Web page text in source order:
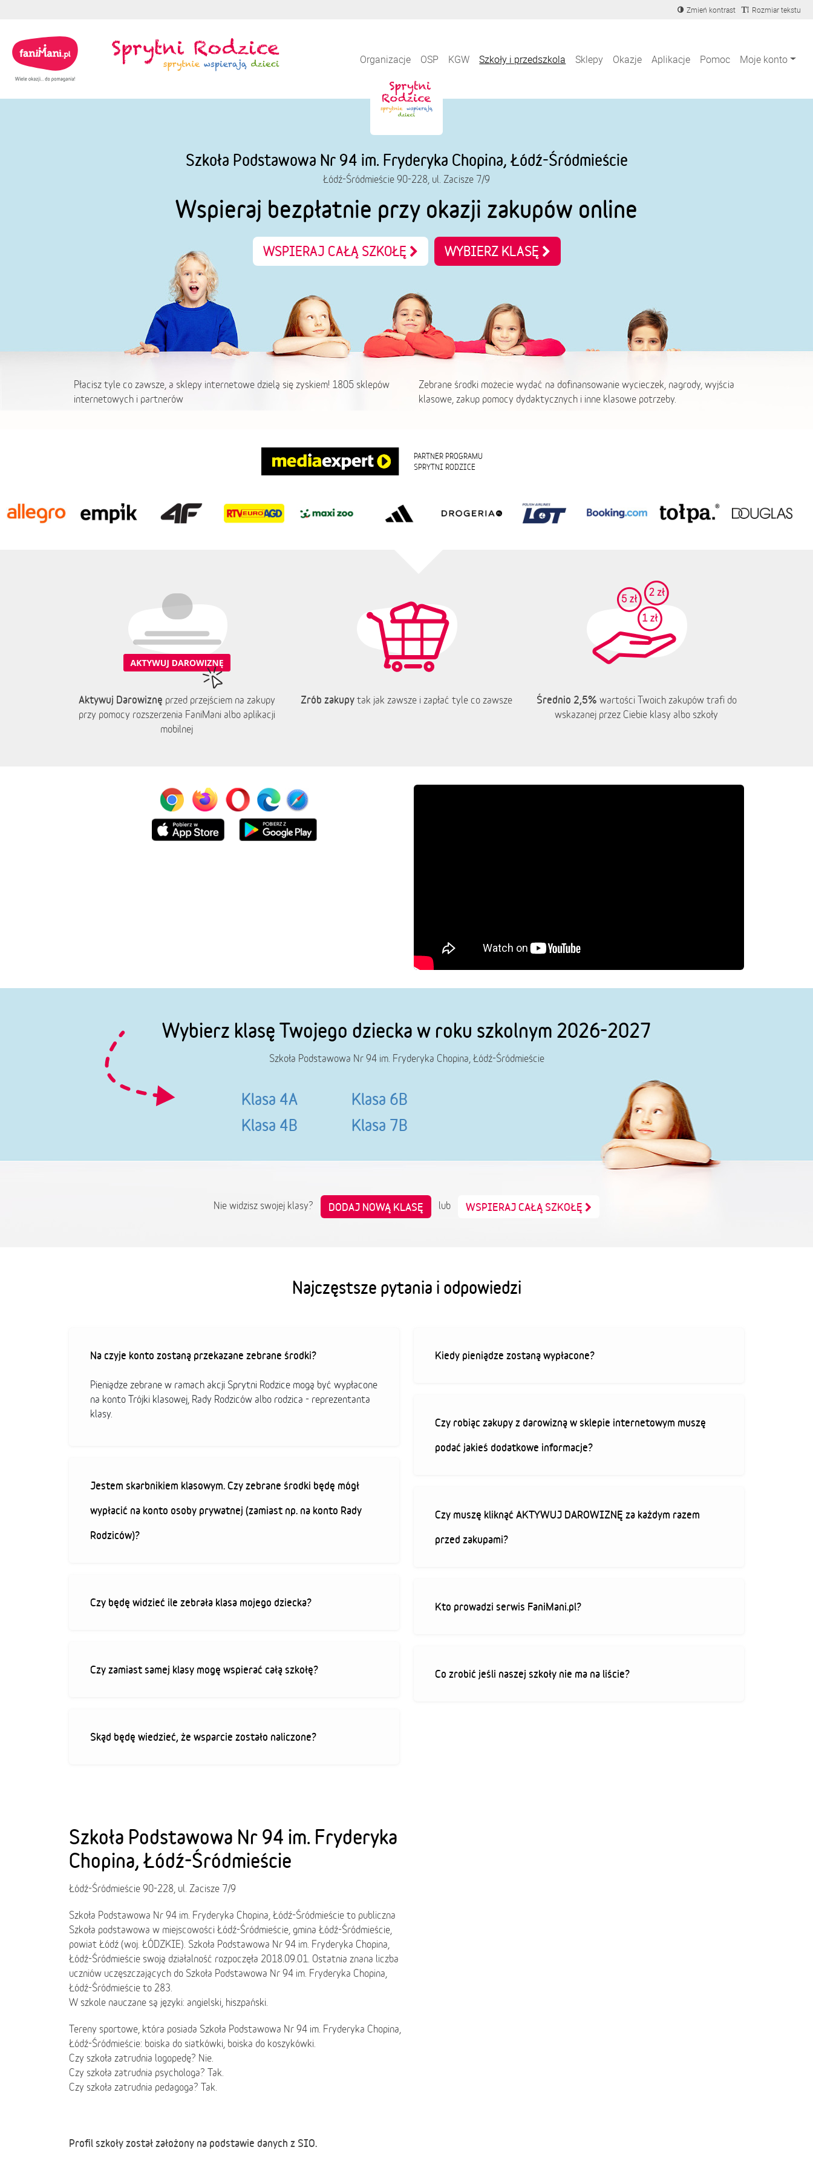
Zmień kontrast Rozmiar tekstu
Organizacje OSP KGW Szkoły i przedszkola Sklepy Okazje Aplikacje Pomoc Moje konto
Szkoła Podstawowa Nr 94 im. Fryderyka Chopina, Łódź-Śródmieście
Łódź-Śródmieście 90-228, ul. Zacisze 7/9
Wspieraj bezpłatnie przy okazji zakupów online
WSPIERAJ CAŁĄ SZKOŁĘ WYBIERZ KLASĘ
Płacisz tyle co zawsze, a sklepy internetowe dzielą się zyskiem! 1805 sklepów
internetowych i partnerów
Zebrane środki możecie wydać na dofinansowanie wycieczek, nagrody, wyjścia
klasowe, zakup pomocy dydaktycznych i inne klasowe potrzeby.
PARTNER PROGRAMU
SPRYTNI RODZICE
Aktywuj Darowiznę przed przejściem na zakupy
przy pomocy rozszerzenia FaniMani albo aplikacji
mobilnej
Zrób zakupy tak jak zawsze i zapłać tyle co zawsze Średnio 2,5% wartości Twoich zakupów trafi do
wskazanej przez Ciebie klasy albo szkoły
Wybierz klasę Twojego dziecka w roku szkolnym 2026-2027
Szkoła Podstawowa Nr 94 im. Fryderyka Chopina, Łódź-Śródmieście
Klasa 4A
Klasa 4B
Klasa 6B
Klasa 7B
Nie widzisz swojej klasy? DODAJ NOWĄ KLASĘ lub WSPIERAJ CAŁĄ SZKOŁĘ
Najczęstsze pytania i odpowiedzi
Na czyje konto zostaną przekazane zebrane środki?
Pieniądze zebrane w ramach akcji Sprytni Rodzice mogą być wypłacone
na konto Trójki klasowej, Rady Rodziców albo rodzica - reprezentanta
klasy.
Jestem skarbnikiem klasowym. Czy zebrane środki będę mógł
wypłacić na konto osoby prywatnej (zamiast np. na konto Rady
Rodziców)?
Czy będę widzieć ile zebrała klasa mojego dziecka?
Czy zamiast samej klasy mogę wspierać całą szkołę?
Skąd będę wiedzieć, że wsparcie zostało naliczone?
Kiedy pieniądze zostaną wypłacone?
Czy robiąc zakupy z darowizną w sklepie internetowym muszę
podać jakieś dodatkowe informacje?
Czy muszę kliknąć AKTYWUJ DAROWIZNĘ za każdym razem
przed zakupami?
Kto prowadzi serwis FaniMani.pl?
Co zrobić jeśli naszej szkoły nie ma na liście?
Szkoła Podstawowa Nr 94 im. Fryderyka
Chopina, Łódź-Śródmieście
Łódź-Śródmieście 90-228, ul. Zacisze 7/9
Szkoła Podstawowa Nr 94 im. Fryderyka Chopina, Łódź-Śródmieście to publiczna
Szkoła podstawowa w miejscowości Łódź-Śródmieście, gmina Łódź-Śródmieście,
powiat Łódź (woj. ŁÓDZKIE). Szkoła Podstawowa Nr 94 im. Fryderyka Chopina,
Łódź-Śródmieście swoją działalność rozpoczęła 2018.09.01. Ostatnia znana liczba
uczniów uczęszczających do Szkoła Podstawowa Nr 94 im. Fryderyka Chopina,
Łódź-Śródmieście to 283.
W szkole nauczane są języki: angielski, hiszpański.
Tereny sportowe, która posiada Szkoła Podstawowa Nr 94 im. Fryderyka Chopina,
Łódź-Śródmieście: boiska do siatkówki, boiska do koszykówki.
Czy szkoła zatrudnia logopedę? Nie.
Czy szkoła zatrudnia psychologa? Tak.
Czy szkoła zatrudnia pedagoga? Tak.
Profil szkoły został założony na podstawie danych z SIO.